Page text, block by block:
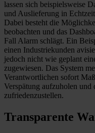
lassen sich beispielsweise
und Auslieferung in
Dabei besteht die
beobachten und das
Fall Alarm schlägt. Ein
einen Industriekunden
jedoch nicht wie geplant
zugewiesen. Das System
Verantwortlichen sofort
Verspätung aufzuholen
zufriedenzustellen.
Transparente